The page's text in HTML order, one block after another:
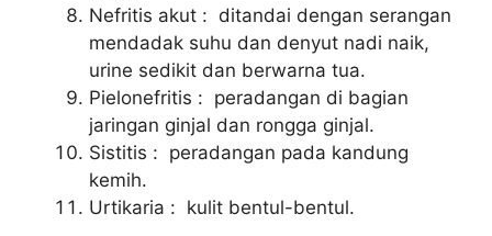
Nefritis akut : ditandai dengan serangan
mendadak suhu dan denyut nadi naik,
urine sedikit dan berwarna tua.
Pielonefritis : peradangan di bagian
jaringan ginjal dan rongga ginjal.
Sistitis : peradangan pada kandung
kemih.
Urtikaria : kulit bentul-bentul.